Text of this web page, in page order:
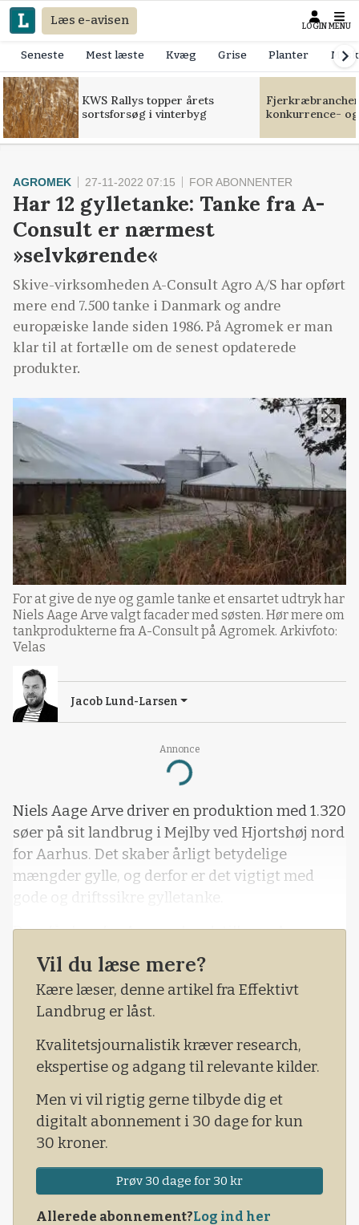
Læs e-avisen LOGIN MENU
Seneste Mest læste Kvæg Grise Planter
KWS Rallys topper årets
sortsforsøg i vinterbyg
konkurrence-
Annonce
Loading...
AGROMEK 27-11-2022 07:15 FOR ABONNENTER
Har 12 gylletanke: Tanke fra A-
Consult er nærmest
»selvkørende«
Skive-virksomheden A-Consult Agro A/S har opført
mere end 7.500 tanke i Danmark og andre
europæiske lande siden 1986. På Agromek er man
klar til at fortælle om de senest opdaterede
produkter.
For at give de nye og gamle tanke et ensartet udtryk har
Niels Aage Arve valgt facader med søsten. Hør mere om
tankprodukterne fra A-Consult på Agromek. Arkivfoto:
Velas
Jacob Lund-Larsen
Niels Aage Arve driver en produktion med 1.320
søer på sit landbrug i Mejlby ved Hjortshøj nord
for Aarhus. Det skaber årligt betydelige
mængder gylle, og derfor er det vigtigt med
gode og driftssikre gylletanke.
Dem får han fra Agromek-udstilleren A-
Consult, som tilbyder tanke med indstøbte
stålliner, og det er den midtjyske landmand
vældig godt tilfreds med.
Vil du læse mere?
Kære læser, denne artikel fra Effektivt
Landbrug er låst.
Kvalitetsjournalistik kræver research,
ekspertise og adgang til relevante kilder.
Men vi vil rigtig gerne tilbyde dig et
digitalt abonnement i 30 dage for kun
30 kroner.
Prøv 30 dage for 30 kr
Allerede abonnement?Log ind her